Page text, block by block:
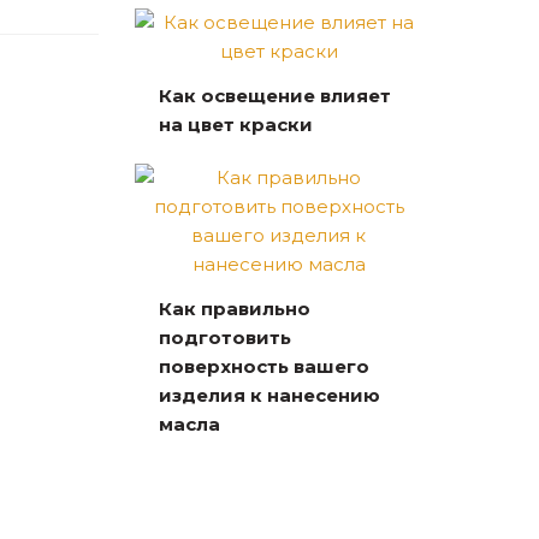
Как освещение влияет
на цвет краски
Как правильно
подготовить
поверхность вашего
изделия к нанесению
масла